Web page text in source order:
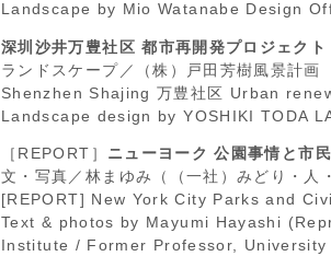
Landscape by Mio Watanabe Design
深圳沙井万豊社区 都市再開発プロジェクト
ランドスケープ／（株）戸田芳樹風景計画
Shenzhen Shajing 万豊社区 Urban
Landscape design by YOSHIKI TODA
［REPORT］ ニューヨーク 公園事情と市
文・写真／林まゆみ（（一社）みどり・人
[REPORT] New York City Parks and
Text & photos by Mayumi Hayashi
Institute / Former Professor, University